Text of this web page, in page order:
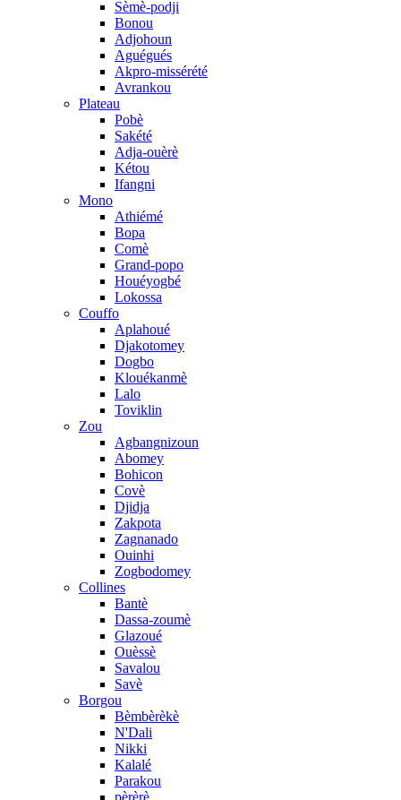
Sèmè-podji
Bonou
Adjohoun
Aguégués
Akpro-missérété
Avrankou
Plateau
Pobè
Sakété
Adja-ouèrè
Kétou
Ifangni
Mono
Athiémé
Bopa
Comè
Grand-popo
Houéyogbé
Lokossa
Couffo
Aplahoué
Djakotomey
Dogbo
Klouékanmè
Lalo
Toviklin
Zou
Agbangnizoun
Abomey
Bohicon
Covè
Djidja
Zakpota
Zagnanado
Ouinhi
Zogbodomey
Collines
Bantè
Dassa-zoumè
Glazoué
Ouèssè
Savalou
Savè
Borgou
Bèmbèrèkè
N'Dali
Nikki
Kalalé
Parakou
pèrèrè